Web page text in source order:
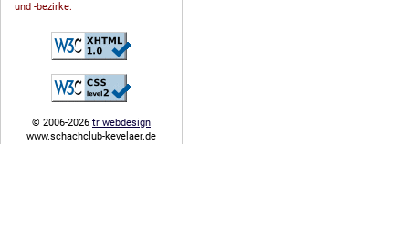
und -bezirke.
© 2006-2026 tr webdesign
www.schachclub-kevelaer.de